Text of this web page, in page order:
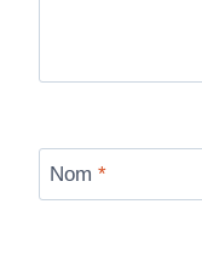
Nom *